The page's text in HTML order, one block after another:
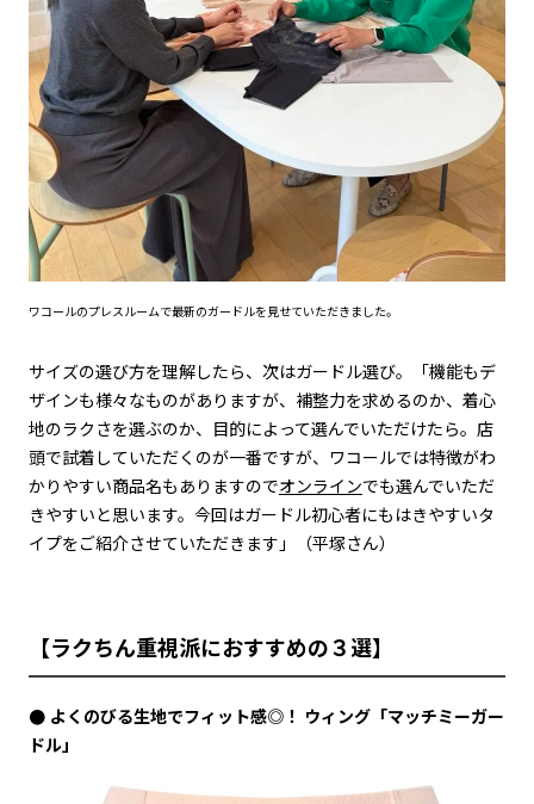
ワコールのプレスルームで最新のガードルを見せていただきました。
サイズの選び方を理解したら、次はガードル選び。「機能もデ
ザインも様々なものがありますが、補整力を求めるのか、着心
地のラクさを選ぶのか、目的によって選んでいただけたら。店
頭で試着していただくのが一番ですが、ワコールでは特徴がわ
かりやすい商品名もありますのでオンラインでも選んでいただ
きやすいと思います。今回はガードル初心者にもはきやすいタ
イプをご紹介させていただきます」（平塚さん）
【ラクちん重視派におすすめの３選】
よくのびる生地でフィット感◎！ ウィング「マッチミーガー
ドル」